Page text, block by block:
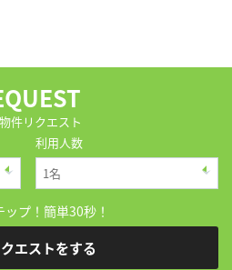
件リクエスト
利用人数
プ！簡単30秒！
エストをする